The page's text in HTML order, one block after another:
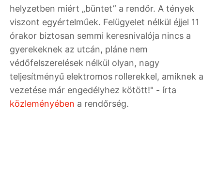
helyzetben miért „büntet” a rendőr. A tények
viszont egyértelműek. Felügyelet nélkül éjjel 11
órakor biztosan semmi keresnivalója nincs a
gyerekeknek az utcán, pláne nem
védőfelszerelések nélkül olyan, nagy
teljesítményű elektromos rollerekkel, amiknek a
vezetése már engedélyhez kötött!" - írta
közleményében a rendőrség.